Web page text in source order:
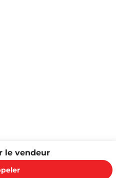
le vendeur